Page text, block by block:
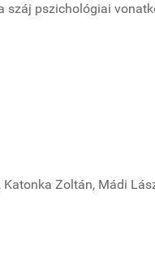
száj pszichológiai
Zoltán, Mádi